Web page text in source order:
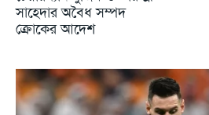
সাহেদার অবৈধ সম্পদ
ক্রোকের আদেশ